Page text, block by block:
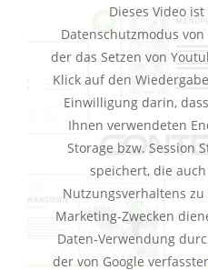
Dieses Video
Datenschutzmodus
der das Setzen von
Klick auf den
Einwilligung darin,
Ihnen verwendeten
Storage bzw. Session
speichert, die
Nutzungsverhaltens
Marketing-Zwecken
Daten-Verwendung
der von Google